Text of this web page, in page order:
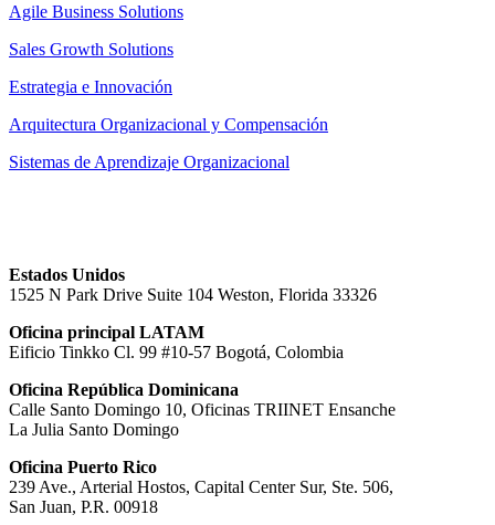
Agile Business Solutions
Sales Growth Solutions
Estrategia e Innovación
Arquitectura Organizacional y Compensación
Sistemas de Aprendizaje Organizacional
Estados Unidos
1525 N Park Drive Suite 104 Weston, Florida 33326
Oficina principal LATAM
Eificio Tinkko Cl. 99 #10-57 Bogotá, Colombia
Oficina República Dominicana
Calle Santo Domingo 10, Oficinas TRIINET Ensanche
La Julia Santo Domingo
Oficina Puerto Rico
239 Ave., Arterial Hostos, Capital Center Sur, Ste. 506,
San Juan, P.R. 00918